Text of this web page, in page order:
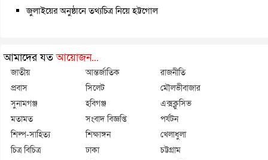
জুলাইয়ের অনুষ্ঠানে তথ্যচিত্র নিয়ে হট্টগোল
আমাদের যতআয়োজন...
জাতীয় আন্তর্জাতিক
রাজনীতি
প্রবাস
সিলেট
মৌলভীবাজার
সুনামগঞ্জ
হবিগঞ্জ
এক্সক্লুসিভ
মতামত
সংবাদ বিজ্ঞপ্তি
পর্যটন
শিল্প-সাহিত্য
শিক্ষাঙ্গন
খেলাধুলা
চিত্র বিচিত্র
ঢাকা
চট্টগ্রাম